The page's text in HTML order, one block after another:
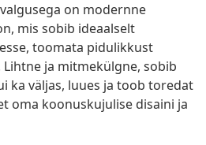
on modernne
mis sobib ideaalselt
toomata pidulikkust
Lihtne ja mitmekülgne, sobib
ka väljas, luues ja toob toredat
oma koonuskujulise disaini ja